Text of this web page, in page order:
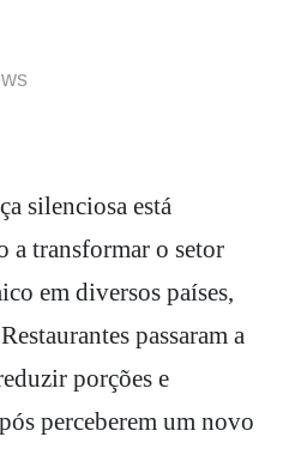
a transformar o setor
em diversos países,
passaram a
porções e
perceberem um novo